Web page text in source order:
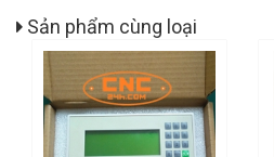
Sản phẩm cùng loại